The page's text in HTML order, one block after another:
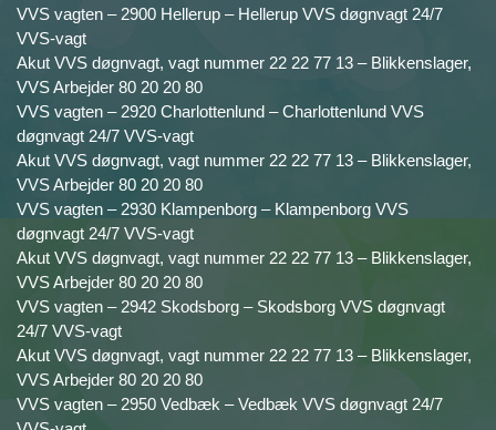
VVS vagten – 2900 Hellerup – Hellerup VVS døgnvagt 24/7
VVS-vagt
Akut VVS døgnvagt, vagt nummer 22 22 77 13 – Blikkenslager,
VVS Arbejder 80 20 20 80
VVS vagten – 2920 Charlottenlund – Charlottenlund VVS
døgnvagt 24/7 VVS-vagt
Akut VVS døgnvagt, vagt nummer 22 22 77 13 – Blikkenslager,
VVS Arbejder 80 20 20 80
VVS vagten – 2930 Klampenborg – Klampenborg VVS
døgnvagt 24/7 VVS-vagt
Akut VVS døgnvagt, vagt nummer 22 22 77 13 – Blikkenslager,
VVS Arbejder 80 20 20 80
VVS vagten – 2942 Skodsborg – Skodsborg VVS døgnvagt
24/7 VVS-vagt
Akut VVS døgnvagt, vagt nummer 22 22 77 13 – Blikkenslager,
VVS Arbejder 80 20 20 80
VVS vagten – 2950 Vedbæk – Vedbæk VVS døgnvagt 24/7